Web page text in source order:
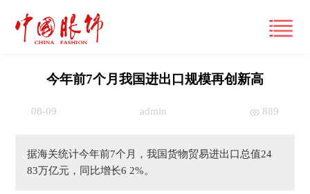
产经观察
今年前7个月我国进出口规模再创新高
08-09 admin 889
据海关统计今年前7个月，我国货物贸易进出口总值24
83万亿元，同比增长6 2%。